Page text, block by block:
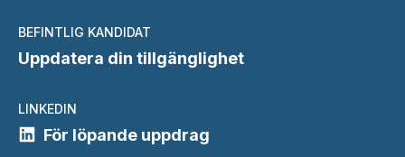
BEFINTLIG KANDIDAT
Uppdatera din tillgänglighet
LINKEDIN
För löpande uppdrag